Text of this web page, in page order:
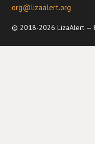
org@lizaalert.org
© 2018-2026 LizaAlert —